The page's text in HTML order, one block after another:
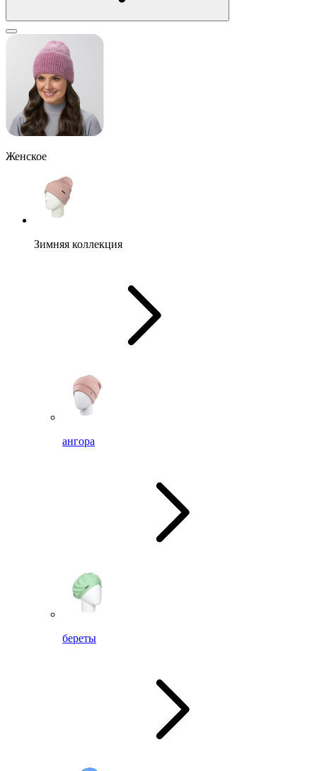
Женское
Зимняя коллекция
ангора
береты